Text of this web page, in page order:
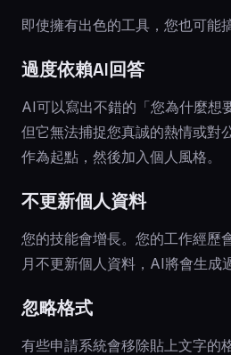
即使擁有出色的工具，您也可能
過度依賴AI回答
AI可以寫出不錯的「您為什麼想
但它無法捕捉您真誠的熱情或對
作為起點，然後加入個人風格。
不更新個人資料
您的技能會增長。您的工作經歷
月不更新個人資料，AI將會生成
忽略格式
有些申請系統會移除貼上文字的